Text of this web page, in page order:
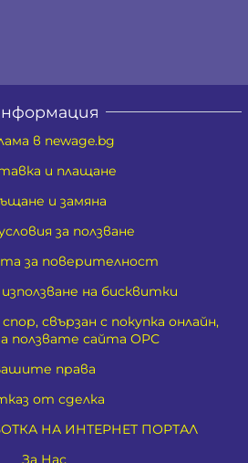
в newage.bg
и плащане
и замяна
за ползване
за поверителност
на бисквитки
свързан с покупка онлайн,
ползвате сайта ОРС
права
от сделка
НА ИНТЕРНЕТ ПОРТАЛ
За Нас